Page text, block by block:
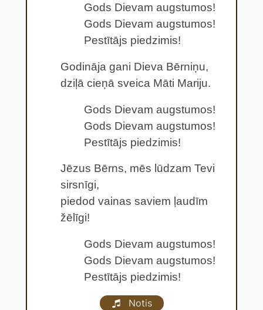
Gods Dievam augstumos!
Gods Dievam augstumos!
Pestītājs piedzimis!
Godināja gani Dieva Bērniņu,
dziļā cieņā sveica Māti Mariju.
Gods Dievam augstumos!
Gods Dievam augstumos!
Pestītājs piedzimis!
Jēzus Bērns, mēs lūdzam Tevi
sirsnīgi,
piedod vainas saviem ļaudīm
žēlīgi!
Gods Dievam augstumos!
Gods Dievam augstumos!
Pestītājs piedzimis!
Notis